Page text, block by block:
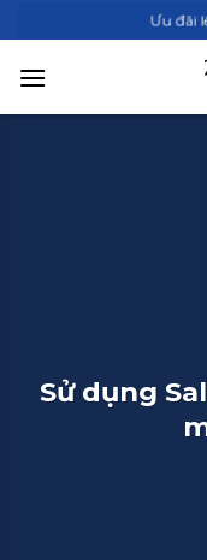
qua
nội
Ưu đãi
Sử dụng